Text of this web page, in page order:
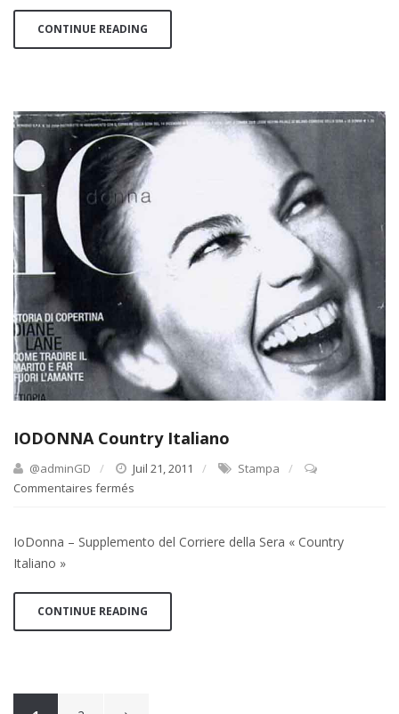
CONTINUE READING
IODONNA Country Italiano
@adminGD Juil 21, 2011
Stampa
Commentaires fermés
Italiano
IoDonna – Supplemento del Corriere della Sera « Country
Italiano »
CONTINUE READING